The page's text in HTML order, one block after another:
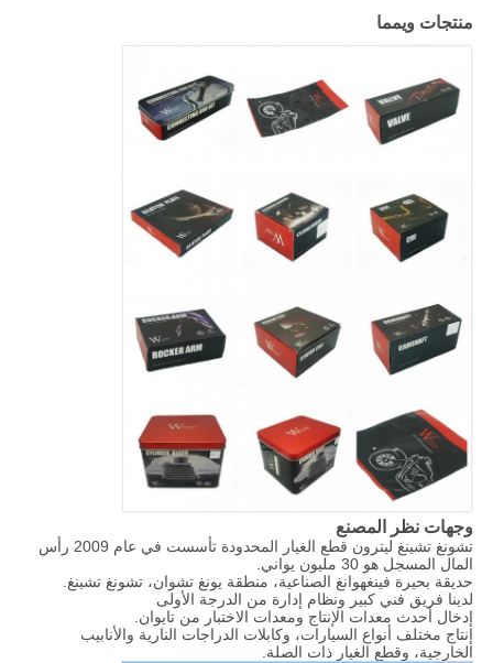
منتجات ويمما
وجهات نظر المصنع
تشونغ تشينغ ليترون قطع الغيار المحدودة تأسست في عام 2009 رأس
المال المسجل هو 30 مليون يواني.
حديقة بحيرة فينغهوانغ الصناعية، منطقة يونغ تشوان، تشونغ تشينغ.
لدينا فريق فني كبير ونظام إدارة من الدرجة الأولى
إدخال أحدث معدات الإنتاج ومعدات الاختبار من تايوان.
إنتاج مختلف أنواع السيارات، وكابلات الدراجات النارية والأنابيب
الخارجية، وقطع الغيار ذات الصلة.